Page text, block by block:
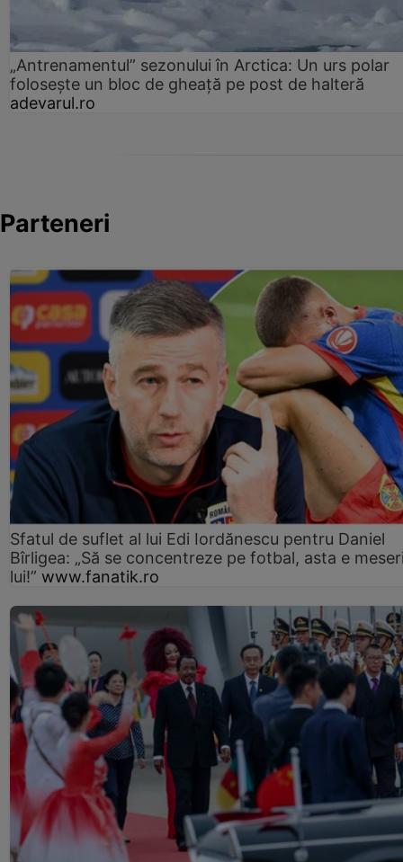
„Antrenamentul” sezonului în Arctica: Un urs polar
folosește un bloc de gheață pe post de halteră
adevarul.ro
Parteneri
Sfatul de suflet al lui Edi Iordănescu pentru Daniel
Bîrligea: „Să se concentreze pe fotbal, asta e
lui!” www.fanatik.ro